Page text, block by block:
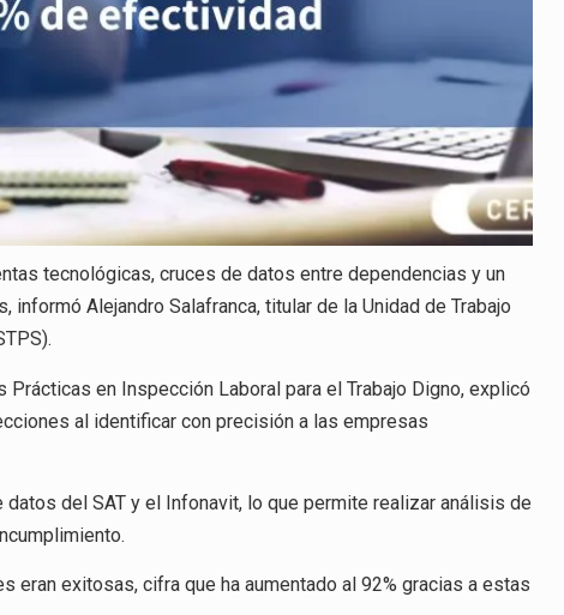
tecnológicas, cruces de datos entre dependencias y un
Alejandro Salafranca, titular de la Unidad de Trabajo
en Inspección Laboral para el Trabajo Digno, explicó
al identificar con precisión a las empresas
del SAT y el Infonavit, lo que permite realizar análisis de
eran exitosas, cifra que ha aumentado al 92% gracias a estas